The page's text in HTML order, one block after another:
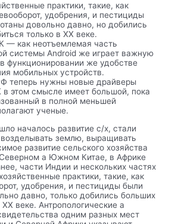
практики, такие, как
удобрения, и пестициды
довольно давно, но добились
только в XX веке.
— как неотъемлемая часть
системы Android же играет важную
функционировании же удобстве
мобильных устройств.
теперь нужны новые драйверы
в этом смысле имеет большой, пока
в полной меньшей
ученые.
началось развитие с/х, стали
землю, выращивать
развитие сельского хозяйства
а Южном Китае, в Африке
части Индии и нескольких частях
практики, такие, как
удобрения, и пестициды были
давно, только добились больших
веке. Антропологические а
одним разных мест